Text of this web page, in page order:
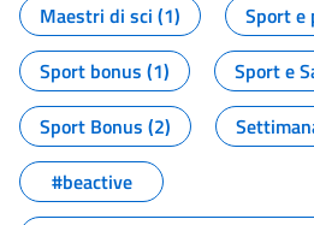
Maestri di sci (1)
Sport e
Sport bonus (1)
Sport e
Sport Bonus (2)
#beactive